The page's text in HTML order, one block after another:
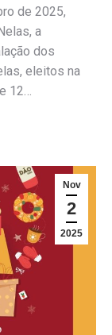
de 2025,
a
dos
eleitos na
12…
Nov
2
2025